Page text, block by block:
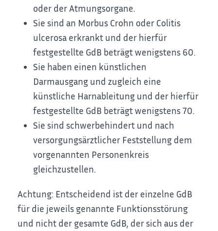
oder der Atmungsorgane.
Sie sind an Morbus Crohn oder Colitis
ulcerosa erkrankt und der hierfür
festgestellte GdB beträgt wenigstens 60.
Sie haben einen künstlichen
Darmausgang und zugleich eine
künstliche Harnableitung und der hierfür
festgestellte GdB beträgt wenigstens 70.
Sie sind schwerbehindert und nach
versorgungsärztlicher Feststellung dem
vorgenannten Personenkreis
gleichzustellen.
Achtung: Entscheidend ist der einzelne GdB
für die jeweils genannte Funktionsstörung
und nicht der gesamte GdB, der sich aus der